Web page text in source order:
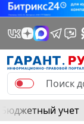
Бюджетный учет